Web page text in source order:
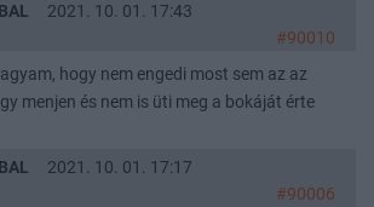
2021. 10. 01. 17:43
#90010
hogy nem engedi most sem az az
menjen és nem is üti meg a bokáját érte
2021. 10. 01. 17:17
#90006